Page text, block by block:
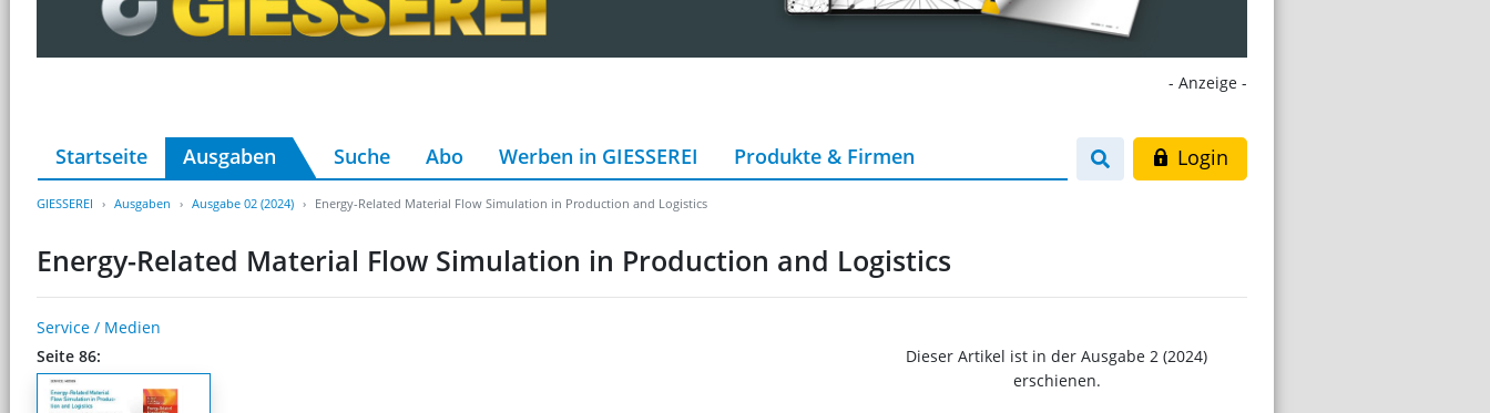
- Anzeige -
Startseite Ausgaben Suche Abo Werben in GIESSEREI Produkte & Firmen Login
GIESSEREI Ausgaben Ausgabe 02 (2024) Energy-Related Material Flow Simulation in Production and Logistics
Energy-Related Material Flow Simulation in Production and Logistics
Service / Medien
Seite 86:
Dieser Artikel ist in der Ausgabe 2 (2024)
erschienen.